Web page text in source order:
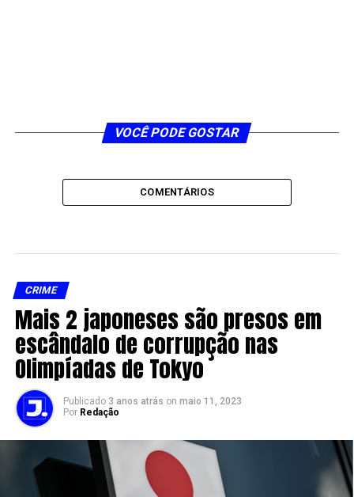
VOCÊ PODE GOSTAR
COMENTÁRIOS
CRIME
Mais 2 japoneses são presos em
escândalo de corrupção nas
Olimpíadas de Tokyo
Publicado 3 anos atrás on maio 11, 2023
Por Redação